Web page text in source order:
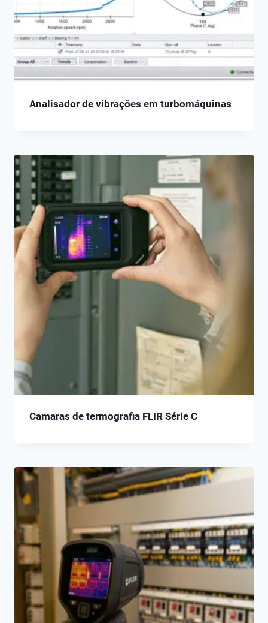
Analisador de vibrações em turbomáquinas
Camaras de termografia FLIR Série C